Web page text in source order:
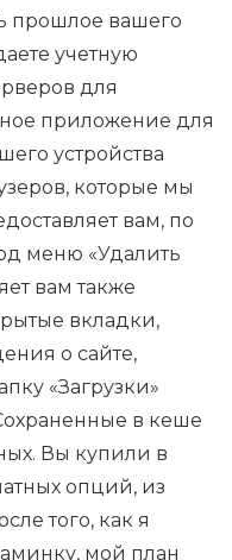
прошлое вашего
учетную
для
приложение для
устройства
которые мы
вам, по
меню «Удалить
вам также
вкладки,
о сайте,
«Загрузки»
в кеше
Вы купили в
опций, из
того, как я
мой план